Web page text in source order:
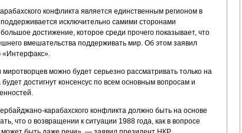
конфликта является единственным регионом в
исключительно самими сторонами
достижение, которое среди прочего показывает, что
вмешательства поддерживать мир. Об этом заявил
можно будет серьезно рассматривать только на
достигнут консенсус по всем основным вопросам и
карабахского конфликта должно быть на основе
что о возвращении к ситуации 1988 года, как в вопросе